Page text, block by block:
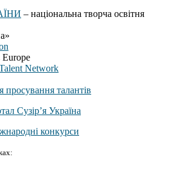
– національна творча освітня
Europe
Network
просування талантів
Сузір’я Україна
конкурси